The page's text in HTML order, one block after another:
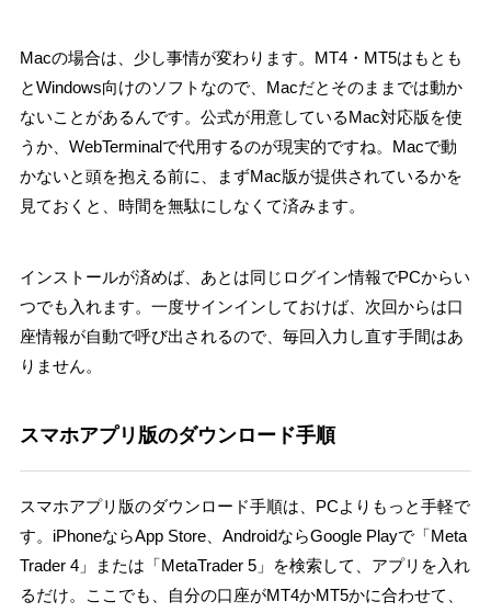
Macの場合は、少し事情が変わります。MT4・MT5はもとも
とWindows向けのソフトなので、Macだとそのままでは動か
ないことがあるんです。公式が用意しているMac対応版を使
うか、WebTerminalで代用するのが現実的ですね。Macで動
かないと頭を抱える前に、まずMac版が提供されているかを
見ておくと、時間を無駄にしなくて済みます。
インストールが済めば、あとは同じログイン情報でPCからい
つでも入れます。一度サインインしておけば、次回からは口
座情報が自動で呼び出されるので、毎回入力し直す手間はあ
りません。
スマホアプリ版のダウンロード手順
スマホアプリ版のダウンロード手順は、PCよりもっと手軽で
す。iPhoneならApp Store、AndroidならGoogle Playで「Meta
Trader 4」または「MetaTrader 5」を検索して、アプリを入れ
るだけ。ここでも、自分の口座がMT4かMT5かに合わせて、